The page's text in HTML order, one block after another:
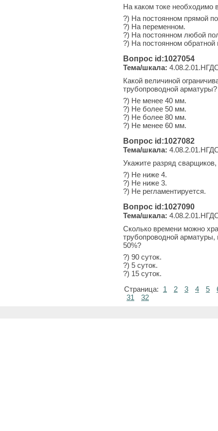
На каком токе необходимо
?) На постоянном прямой
?) На переменном.
?) На постоянном любой
?) На постоянном обратной
Вопрос id:1027054
Тема/шкала:
Какой величиной
трубопроводной арматуры?
?) Не менее 40 мм.
?) Не более 50 мм.
?) Не более 80 мм.
?) Не менее 60 мм.
Вопрос id:1027082
Тема/шкала:
Укажите разряд
?) Не ниже 4.
?) Не ниже 3.
?) Не регламентируется.
Вопрос id:1027090
Тема/шкала:
Сколько времени можно
трубопроводной
50%?
?) 90 суток.
?) 5 суток.
?) 15 суток.
Страница:
1 2 3 4 5
31
32